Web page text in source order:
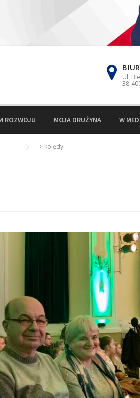
Ul.
38-
ROZWOJU MOJA DRUŻYNA W
> kolędy